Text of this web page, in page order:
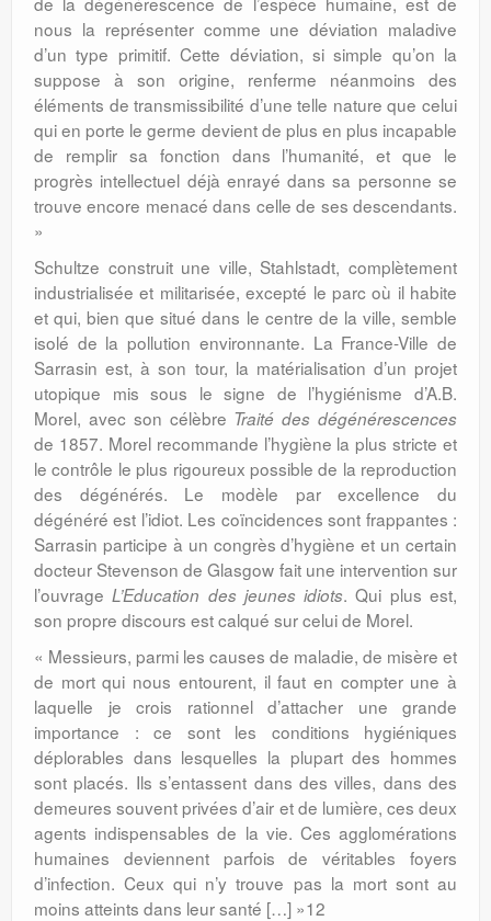
nous la représenter comme une déviation maladive
d’un type primitif. Cette déviation, si simple qu’on la
suppose à son origine, renferme néanmoins des
éléments de transmissibilité d’une telle nature que celui
qui en porte le germe devient de plus en plus incapable
de remplir sa fonction dans l’humanité, et que le
progrès intellectuel déjà enrayé dans sa personne se
trouve encore menacé dans celle de ses descendants.
»
Schultze construit une ville, Stahlstadt, complètement
industrialisée et militarisée, excepté le parc où il habite
et qui, bien que situé dans le centre de la ville, semble
isolé de la pollution environnante. La France-Ville de
Sarrasin est, à son tour, la matérialisation d’un projet
utopique mis sous le signe de l’hygiénisme d’A.B.
Morel, avec son célèbre Traité des dégénérescences
de 1857. Morel recommande l’hygiène la plus stricte et
le contrôle le plus rigoureux possible de la reproduction
des dégénérés. Le modèle par excellence du
dégénéré est l’idiot. Les coïncidences sont frappantes :
Sarrasin participe à un congrès d’hygiène et un certain
docteur Stevenson de Glasgow fait une intervention sur
l’ouvrageL’Education des jeunes idiots. Qui plus est,
son propre discours est calqué sur celui de Morel.
« Messieurs, parmi les causes de maladie, de misère et
de mort qui nous entourent, il faut en compter une à
laquelle je crois rationnel d’attacher une grande
importance : ce sont les conditions hygiéniques
déplorables dans lesquelles la plupart des hommes
sont placés. Ils s’entassent dans des villes, dans des
demeures souvent privées d’air et de lumière, ces deux
agents indispensables de la vie. Ces agglomérations
humaines deviennent parfois de véritables foyers
d’infection. Ceux qui n’y trouve pas la mort sont au
moins atteints dans leur santé […] »12